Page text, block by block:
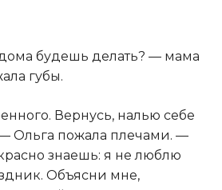
будешь делать? — мама
губы.
Вернусь, налью себе
— Ольга пожала плечами. —
знаешь: я не люблю
Объясни мне,